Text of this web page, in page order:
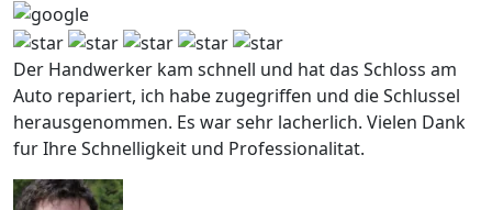
Der Handwerker kam schnell und hat das Schloss am
Auto repariert, ich habe zugegriffen und die Schlussel
herausgenommen. Es war sehr lacherlich. Vielen Dank
fur Ihre Schnelligkeit und Professionalitat.